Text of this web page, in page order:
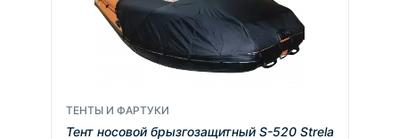
ТЕНТЫ И ФАРТУКИ
Тент носовой брызгозащитный S-520 Strela